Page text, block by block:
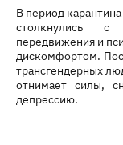
В период
столкнулись с
передвижения и
дискомфортом.
трансгендерных
отнимает силы,
депрессию.